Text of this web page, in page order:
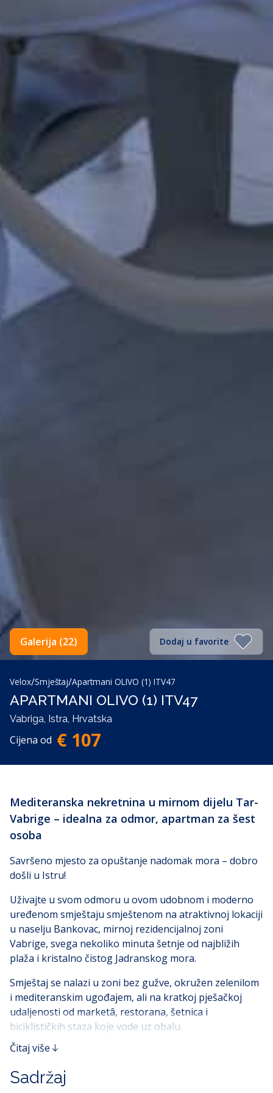
Dodaj u favorite
Galerija (22)
Velox/Smještaj/Apartmani OLIVO (1) ITV47
APARTMANI OLIVO (1) ITV47
Vabriga, Istra, Hrvatska
Cijena od € 107
Mediteranska nekretnina u mirnom dijelu Tar-
Vabrige – idealna za odmor, apartman za šest
osoba
Savršeno mjesto za opuštanje nadomak mora – dobro
došli u Istru!
Uživajte u svom odmoru u ovom udobnom i moderno
uređenom smještaju smještenom na atraktivnoj lokaciji
u naselju Bankovac, mirnoj rezidencijalnoj zoni
Vabrige, svega nekoliko minuta šetnje od najbližih
plaža i kristalno čistog Jadranskog mora.
Smještaj se nalazi u zoni bez gužve, okružen zelenilom
i mediteranskim ugođajem, ali na kratkoj pješačkoj
udaljenosti od marketâ, restorana, šetnica i
biciklističkih staza koje vode uz obalu.
Ovo mjesto idealno je za goste koji žele kombinirati mir
Čitaj više
Sadržaj